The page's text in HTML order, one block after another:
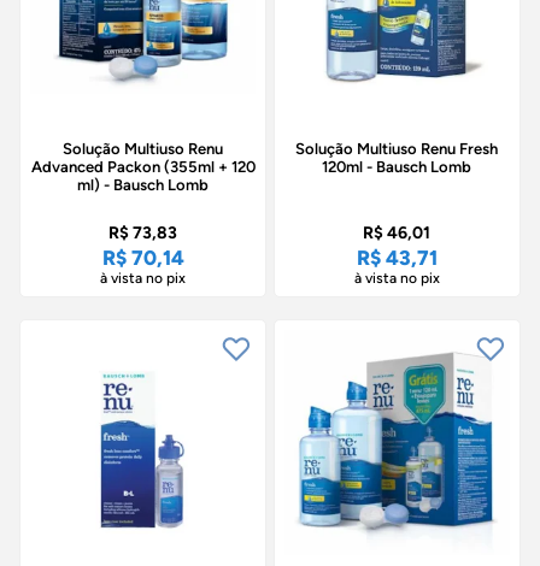
Solução Multiuso Renu
Advanced Packon (355ml + 120
ml) - Bausch Lomb
R$ 73,83
R$ 70,14
à vista no pix
Solução Multiuso Renu Fresh
120ml - Bausch Lomb
R$ 46,01
R$ 43,71
à vista no pix